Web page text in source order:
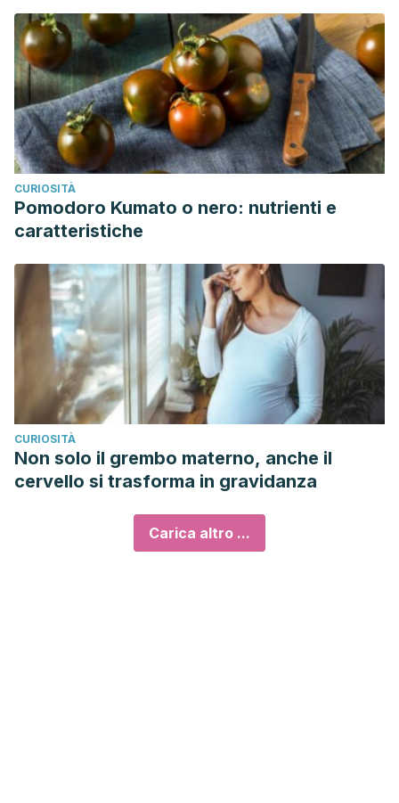
CURIOSITÀ
Pomodoro Kumato o nero: nutrienti e
caratteristiche
CURIOSITÀ
Non solo il grembo materno, anche il
cervello si trasforma in gravidanza
Carica altro ...